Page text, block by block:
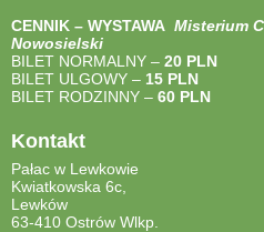
CENNIK – WYSTAWA Misterium
Nowosielski
BILET NORMALNY – 20 PLN
BILET ULGOWY – 15 PLN
BILET RODZINNY – 60 PLN
Kontakt
Pałac w Lewkowie
Kwiatkowska 6c,
Lewków
63-410 Ostrów Wlkp.